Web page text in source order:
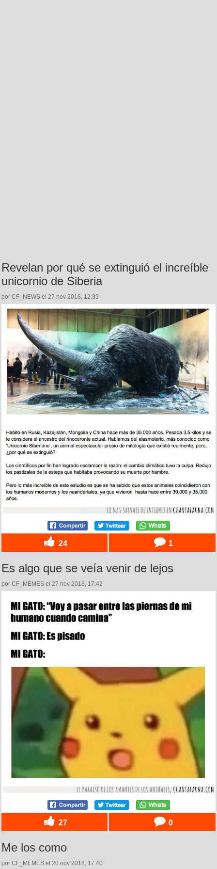
Revelan por qué se extinguió el increíble
unicornio de Siberia
por CF_NEWS el 27 nov 2018, 12:39
24 1
Es algo que se veía venir de lejos
por CF_MEMES el 27 nov 2018, 17:42
27 0
Me los como
por CF_MEMES el 20 nov 2018, 17:40